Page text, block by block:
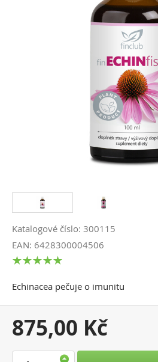
Katalogové číslo: 300115
EAN: 6428300004506
Echinacea pečuje o imunitu
Vaše
cena:
875,00 Kč